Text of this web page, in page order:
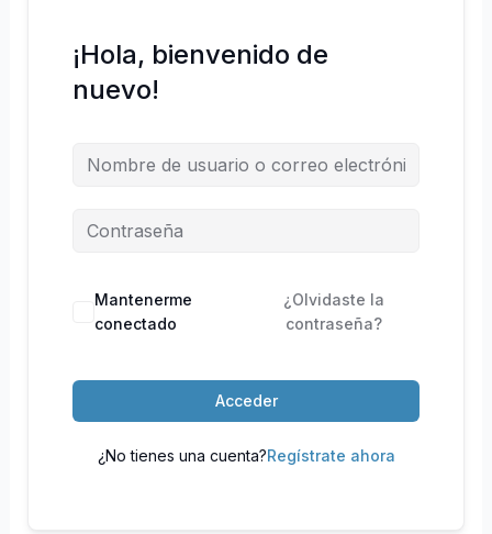
¡Hola, bienvenido de
nuevo!
Mantenerme
conectado
¿Olvidaste la
contraseña?
Acceder
¿No tienes una cuenta?Regístrate ahora